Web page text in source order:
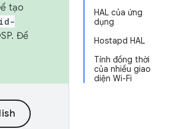
HAL của ứng
dụng
Hostapd HAL
Tính đồng thời
của nhiều giao
diện Wi-Fi
tạo
Để